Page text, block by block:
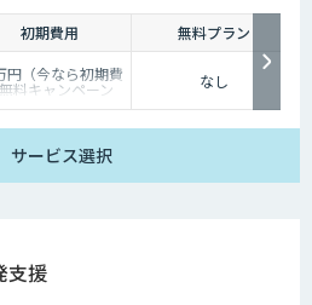
初期費用
無料プラン
円（今なら初期費
料キャンペーン
中）
なし
サービス選択
支援